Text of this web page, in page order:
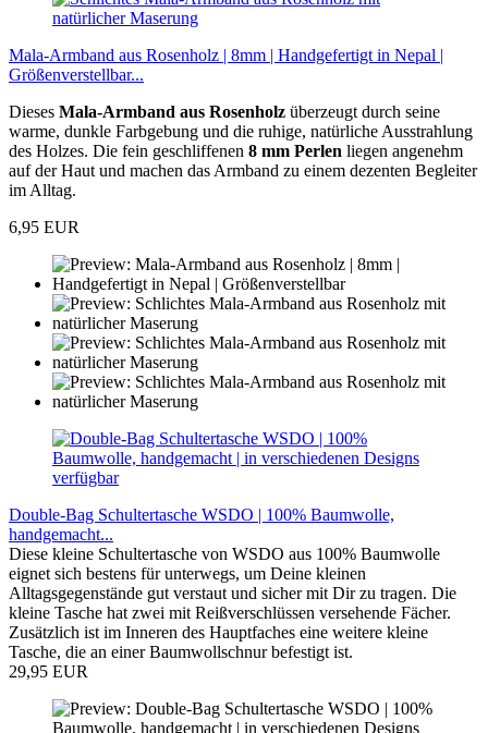
Mala-Armband aus Rosenholz | 8mm | Handgefertigt in Nepal |
Größenverstellbar...
Dieses Mala-Armband aus Rosenholz überzeugt durch seine
warme, dunkle Farbgebung und die ruhige, natürliche Ausstrahlung
des Holzes. Die fein geschliffenen 8 mm Perlen liegen angenehm
auf der Haut und machen das Armband zu einem dezenten Begleiter
im Alltag.
6,95 EUR
Double-Bag Schultertasche WSDO | 100% Baumwolle,
handgemacht...
Diese kleine Schultertasche von WSDO aus 100% Baumwolle
eignet sich bestens für unterwegs, um Deine kleinen
Alltagsgegenstände gut verstaut und sicher mit Dir zu tragen. Die
kleine Tasche hat zwei mit Reißverschlüssen versehende Fächer.
Zusätzlich ist im Inneren des Hauptfaches eine weitere kleine
Tasche, die an einer Baumwollschnur befestigt ist.
29,95 EUR